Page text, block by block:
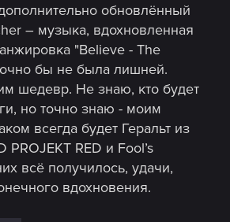
обновлённый
– музыка, вдохновленная
"Believe - The
бы не была лишней.
шедевр. Не знаю, кто будет
но точно знаю - моим
всегда будет Геральт из
RED и Fool’s
всё получилось, удачи,
вдохновения.